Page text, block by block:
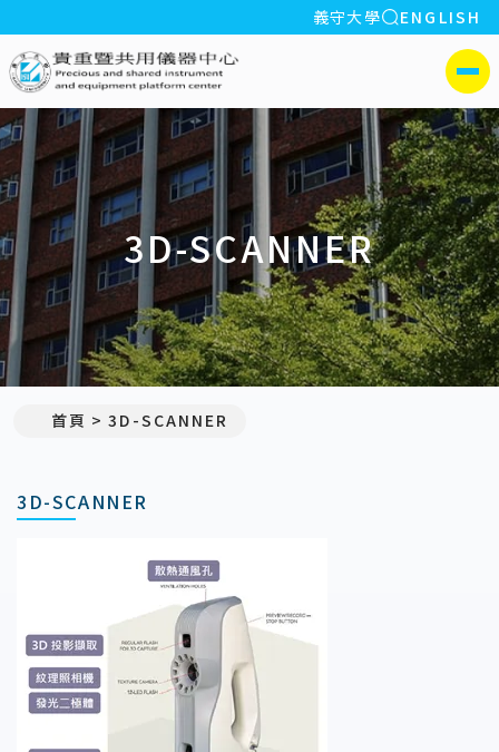
:::
義守大學 全站搜索
ENGLISH
義守大學貴重暨共用儀器中心
側選單
3D-SCANNER
首頁 3D-SCANNER
3D-SCANNER